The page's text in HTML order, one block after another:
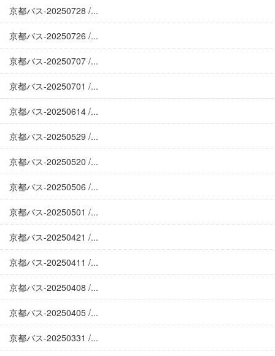
京都バス-20250728 /...
京都バス-20250726 /...
京都バス-20250707 /...
京都バス-20250701 /...
京都バス-20250614 /...
京都バス-20250529 /...
京都バス-20250520 /...
京都バス-20250506 /...
京都バス-20250501 /...
京都バス-20250421 /...
京都バス-20250411 /...
京都バス-20250408 /...
京都バス-20250405 /...
京都バス-20250331 /...